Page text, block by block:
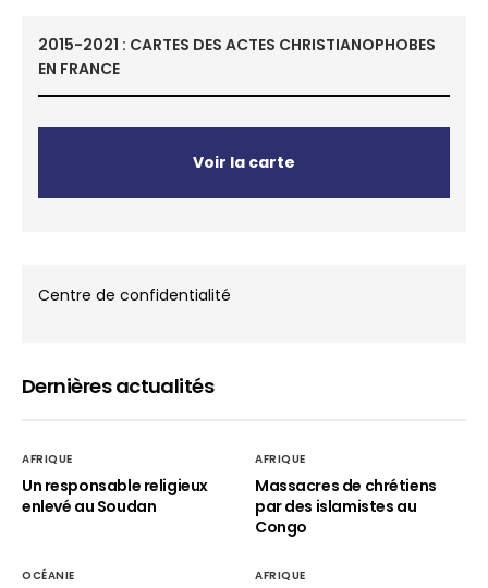
2015-2021 : CARTES DES ACTES CHRISTIANOPHOBES
EN FRANCE
Voir la carte
Centre de confidentialité
Dernières actualités
AFRIQUE
Un responsable religieux
enlevé au Soudan
AFRIQUE
Massacres de chrétiens
par des islamistes au
Congo
OCÉANIE AFRIQUE